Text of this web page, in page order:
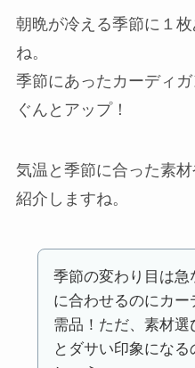
朝晩が冷える季節に１
ね。
季節にあったカーディ
ぐんとアップ！
気温と季節に合った素
紹介しますね。
季節の変わり目は急
に合わせるのにカー
需品！ただ、素材選
とダサい印象になる